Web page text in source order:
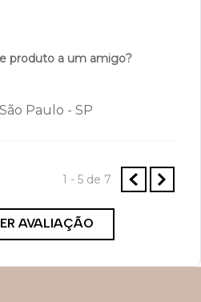
produto a um amigo?
São Paulo - SP
1 - 5 de 7
AVALIAÇÃO